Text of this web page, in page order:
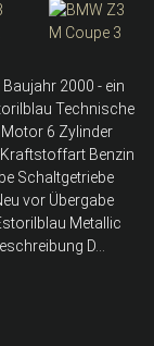
2000 - ein
Technische
6 Zylinder
Benzin
Schaltgetriebe
vor Übergabe
Metallic
D...